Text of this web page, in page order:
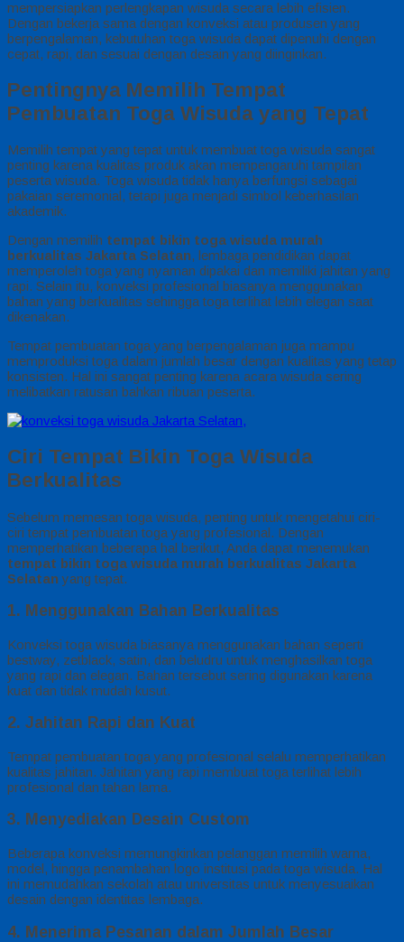
mempersiapkan perlengkapan wisuda secara lebih efisien.
Dengan bekerja sama dengan konveksi atau produsen yang
berpengalaman, kebutuhan toga wisuda dapat dipenuhi dengan
cepat, rapi, dan sesuai dengan desain yang diinginkan.
Pentingnya Memilih Tempat
Pembuatan Toga Wisuda yang Tepat
Memilih tempat yang tepat untuk membuat toga wisuda sangat
penting karena kualitas produk akan mempengaruhi tampilan
peserta wisuda. Toga wisuda tidak hanya berfungsi sebagai
pakaian seremonial, tetapi juga menjadi simbol keberhasilan
akademik.
Dengan memilih tempat bikin toga wisuda murah
berkualitas Jakarta Selatan, lembaga pendidikan dapat
memperoleh toga yang nyaman dipakai dan memiliki jahitan yang
rapi. Selain itu, konveksi profesional biasanya menggunakan
bahan yang berkualitas sehingga toga terlihat lebih elegan saat
dikenakan.
Tempat pembuatan toga yang berpengalaman juga mampu
memproduksi toga dalam jumlah besar dengan kualitas yang tetap
konsisten. Hal ini sangat penting karena acara wisuda sering
melibatkan ratusan bahkan ribuan peserta.
Ciri Tempat Bikin Toga Wisuda
Berkualitas
Sebelum memesan toga wisuda, penting untuk mengetahui ciri-
ciri tempat pembuatan toga yang profesional. Dengan
memperhatikan beberapa hal berikut, Anda dapat menemukan
tempat bikin toga wisuda murah berkualitas Jakarta
Selatan yang tepat.
1. Menggunakan Bahan Berkualitas
Konveksi toga wisuda biasanya menggunakan bahan seperti
bestway, zetblack, satin, dan beludru untuk menghasilkan toga
yang rapi dan elegan. Bahan tersebut sering digunakan karena
kuat dan tidak mudah kusut.
2. Jahitan Rapi dan Kuat
Tempat pembuatan toga yang profesional selalu memperhatikan
kualitas jahitan. Jahitan yang rapi membuat toga terlihat lebih
profesional dan tahan lama.
3. Menyediakan Desain Custom
Beberapa konveksi memungkinkan pelanggan memilih warna,
model, hingga penambahan logo institusi pada toga wisuda. Hal
ini memudahkan sekolah atau universitas untuk menyesuaikan
desain dengan identitas lembaga.
4. Menerima Pesanan dalam Jumlah Besar